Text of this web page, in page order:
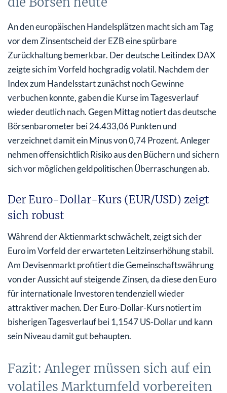
An den europäischen Handelsplätzen macht sich am Tag
vor dem Zinsentscheid der EZB eine spürbare
Zurückhaltung bemerkbar. Der deutsche Leitindex DAX
zeigte sich im Vorfeld hochgradig volatil. Nachdem der
Index zum Handelsstart zunächst noch Gewinne
verbuchen konnte, gaben die Kurse im Tagesverlauf
wieder deutlich nach. Gegen Mittag notiert das deutsche
Börsenbarometer bei 24.433,06 Punkten und
verzeichnet damit ein Minus von 0,74 Prozent. Anleger
nehmen offensichtlich Risiko aus den Büchern und sichern
sich vor möglichen geldpolitischen Überraschungen ab.
Der Euro-Dollar-Kurs (EUR/USD) zeigt
sich robust
Während der Aktienmarkt schwächelt, zeigt sich der
Euro im Vorfeld der erwarteten Leitzinserhöhung stabil.
Am Devisenmarkt profitiert die Gemeinschaftswährung
von der Aussicht auf steigende Zinsen, da diese den Euro
für internationale Investoren tendenziell wieder
attraktiver machen. Der Euro-Dollar-Kurs notiert im
bisherigen Tagesverlauf bei 1,1547 US-Dollar und kann
sein Niveau damit gut behaupten.
Fazit: Anleger müssen sich auf ein
volatiles Marktumfeld vorbereiten